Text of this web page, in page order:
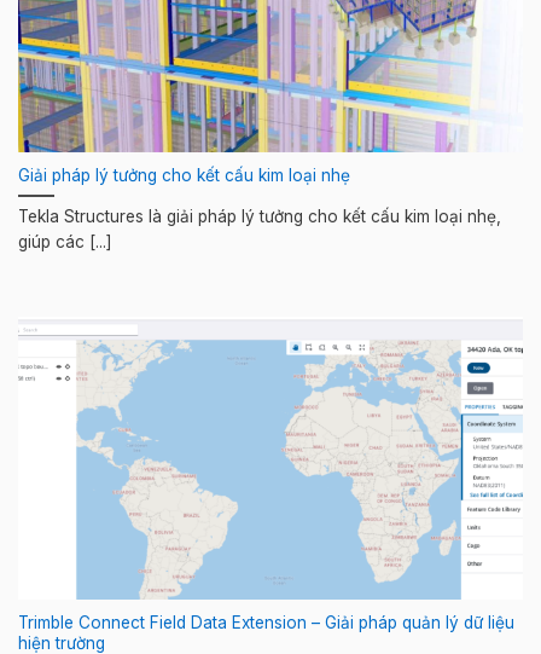
Giải pháp lý tưởng cho kết cấu kim loại nhẹ
Tekla Structures là giải pháp lý tưởng cho kết cấu kim loại nhẹ,
giúp các [...]
Trimble Connect Field Data Extension – Giải pháp quản lý dữ liệu
hiện trường